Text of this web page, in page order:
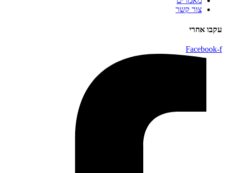
צור קשר
עקבו אחרי
Facebook-f